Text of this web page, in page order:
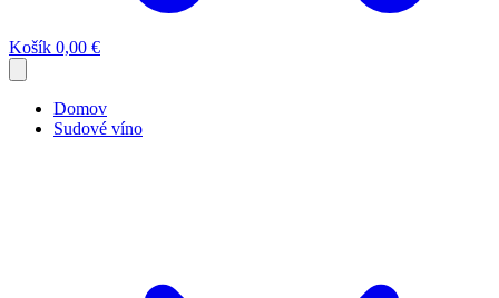
Košík 0,00 €
Domov
Sudové víno